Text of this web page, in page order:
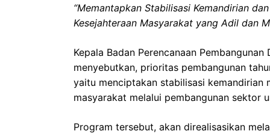
“Memantapkan Stabilisasi Kemandirian
Kesejahteraan Masyarakat yang Adil dan
Kepala Badan Perencanaan
menyebutkan, prioritas pembangunan
yaitu menciptakan stabilisasi kemandirian
masyarakat melalui pembangunan sektor
Program tersebut, akan direalisasikan